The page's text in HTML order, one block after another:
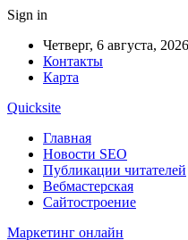
Sign in
Четверг, 6 августа, 2026
Контакты
Карта
Quicksite
Главная
Новости SEO
Публикации читателей
Вебмастерская
Сайтостроение
Маркетинг онлайн